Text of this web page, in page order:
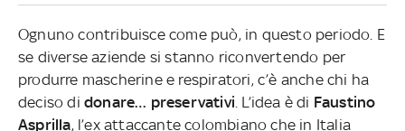
Ognuno contribuisce come può, in questo periodo. E
se diverse aziende si stanno riconvertendo per
produrre mascherine e respiratori, c’è anche chi ha
deciso di donare… preservativi . L’idea è di Faustino
Asprilla, l’ex attaccante colombiano che in Italia